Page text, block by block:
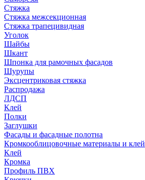
Стяжка
Стяжка межсекционная
Стяжка трапецивидная
Уголок
Шайбы
Шкант
Шпонка для рамочных фасадов
Шурупы
Эксцентриковая стяжка
Распродажа
ЛДСП
Клей
Полки
Заглушки
Фасады и фасадные полотна
Кромкооблицовочные материалы и клей
Клей
Кромка
Профиль ПВХ